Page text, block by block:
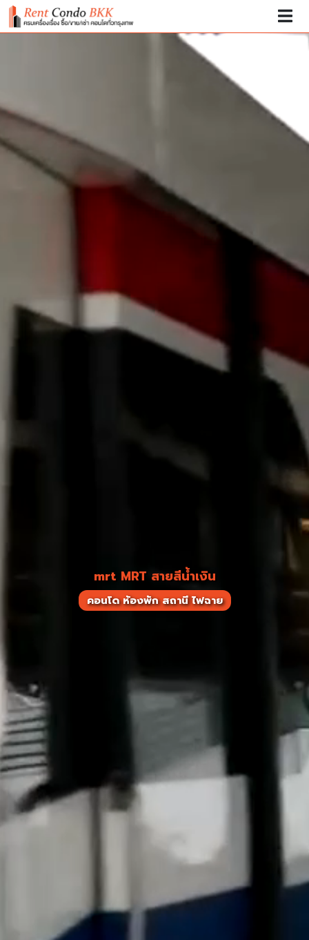
mrt MRT สายสีน้ำเงิน
คอนโด ห้องพัก สถานี ไฟฉาย